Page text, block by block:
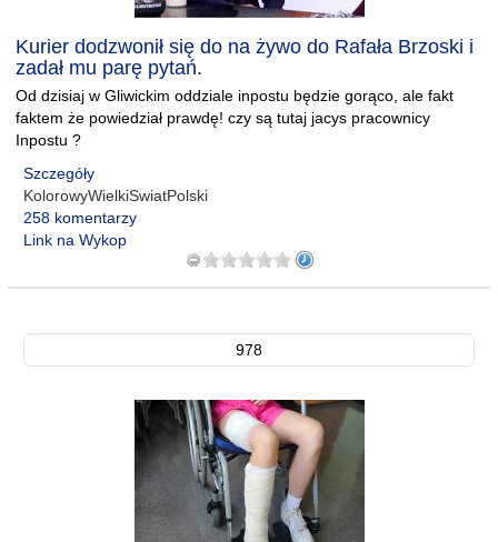
Kurier dodzwonił się do na żywo do Rafała Brzoski i
zadał mu parę pytań.
Od dzisiaj w Gliwickim oddziale inpostu będzie gorąco, ale fakt
faktem że powiedział prawdę! czy są tutaj jacys pracownicy
Inpostu ?
Szczegóły
KolorowyWielkiSwiatPolski
258 komentarzy
Link na Wykop
978